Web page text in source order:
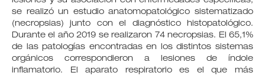
se realizó un estudio anatomopatológico sistematizado
(necropsias) junto con el diagnóstico histopatológico.
Durante el año 2019 se realizaron 74 necropsias. El 65,1%
de las patologías encontradas en los distintos sistemas
orgánicos correspondieron a lesiones de índole
inflamatorio. El aparato respiratorio es el que más